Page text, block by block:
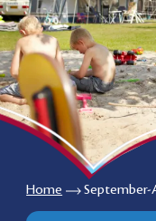
Home September-